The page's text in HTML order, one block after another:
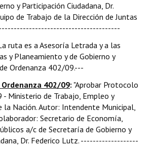
y Participación Ciudadana, Dr.
de Trabajo de la Dirección de Juntas
ruta es a Asesoría Letrada y a las
y Planeamiento y de Gobierno y
Ordenanza 402/09.---
402/09: "Aprobar Protocolo
Ministerio de Trabajo, Empleo y
la Nación. Autor: Intendente Municipal,
Secretario de Economía,
a/c de Secretaría de Gobierno y
Dr. Federico Lutz. -------------------